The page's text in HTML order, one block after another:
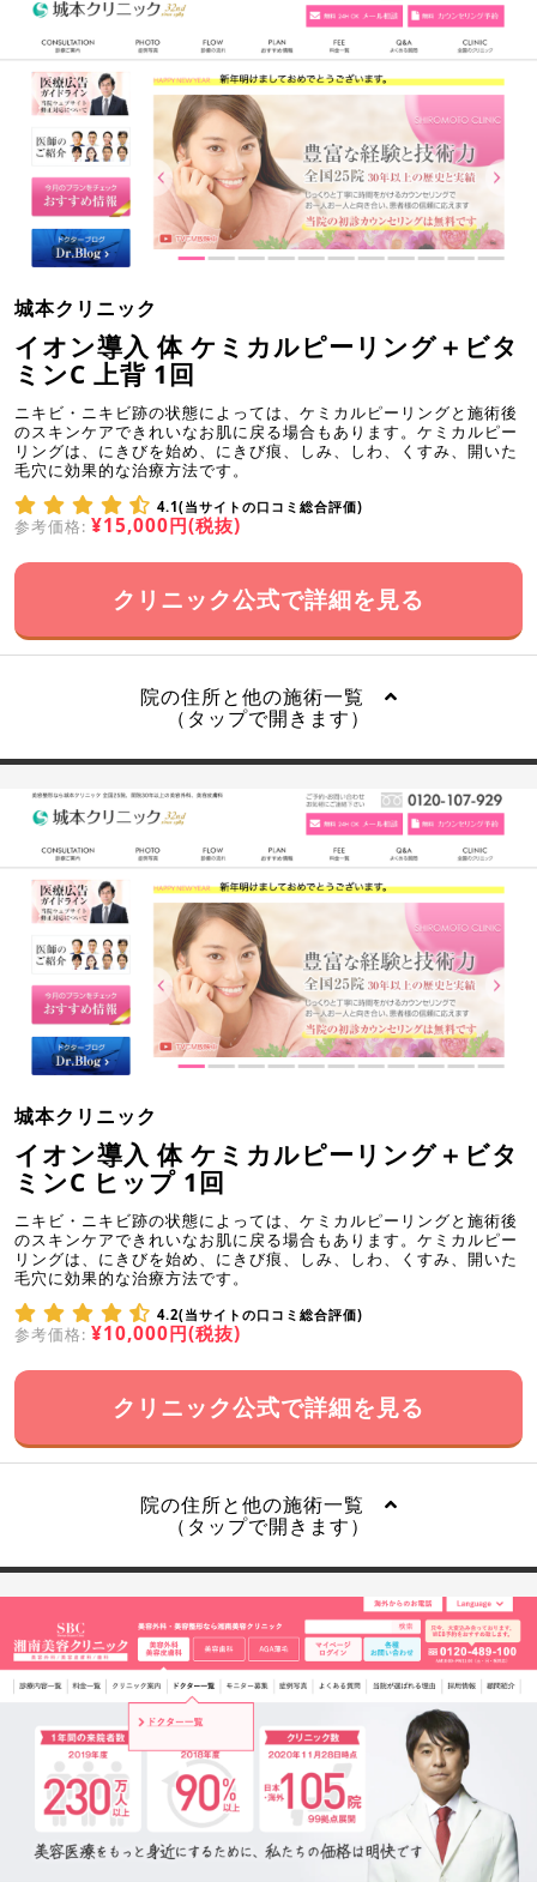
城本クリニック
イオン導入 体 ケミカルピーリング＋ビタ
ミンC 上背 1回
ニキビ・ニキビ跡の状態によっては、ケミカルピーリングと施術後
のスキンケアできれいなお肌に戻る場合もあります。ケミカルピー
リングは、にきびを始め、にきび痕、しみ、しわ、くすみ、開いた
毛穴に効果的な治療方法です。
4.1(当サイトの口コミ総合評価)
参考価格: ¥15,000円(税抜)
クリニック公式で詳細を見る
院の住所と他の施術一覧
（タップで開きます）
城本クリニック
イオン導入 体 ケミカルピーリング＋ビタ
ミンC ヒップ 1回
ニキビ・ニキビ跡の状態によっては、ケミカルピーリングと施術後
のスキンケアできれいなお肌に戻る場合もあります。ケミカルピー
リングは、にきびを始め、にきび痕、しみ、しわ、くすみ、開いた
毛穴に効果的な治療方法です。
4.2(当サイトの口コミ総合評価)
参考価格: ¥10,000円(税抜)
クリニック公式で詳細を見る
院の住所と他の施術一覧
（タップで開きます）